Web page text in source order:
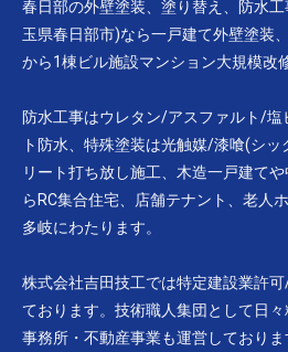
春日部の外壁塗装、塗り替え、防水
玉県春日部市)なら一戸建て外壁塗装
から1棟ビル施設マンション大規模改
防水工事はウレタン/アスファルト/
ト防水、特殊塗装は光触媒/漆喰(シ
リート打ち放し施工、木造一戸建て
らRC集合住宅、店舗テナント、老人
多岐にわたります。
株式会社吉田技工では特定建設業許
ております。技術職人集団として日
事務所・不動産事業も運営しておりま